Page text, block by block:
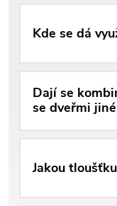
Kde se dá
Dají se
se dveřmi
Jakou